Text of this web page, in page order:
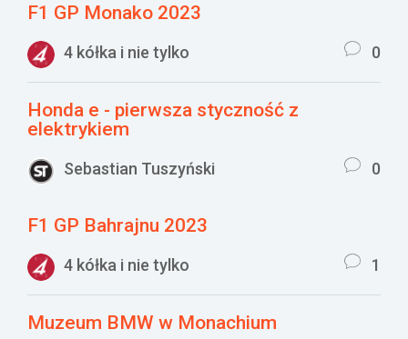
F1 GP Monako 2023
4 kółka i nie tylko 0
Honda e - pierwsza styczność z
elektrykiem
Sebastian Tuszyński 0
F1 GP Bahrajnu 2023
4 kółka i nie tylko 1
Muzeum BMW w Monachium